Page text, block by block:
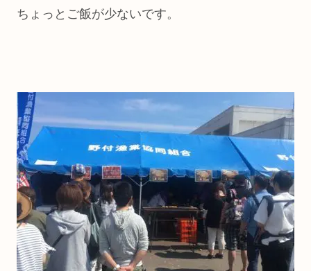
ちょっとご飯が少ないです。